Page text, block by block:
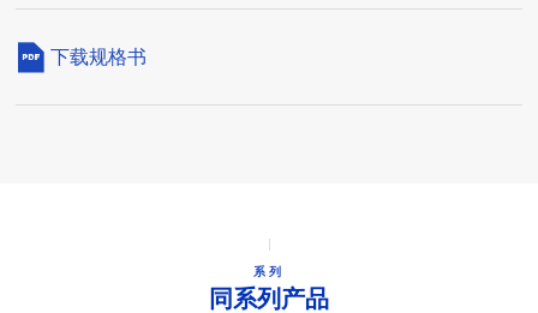
下载规格书
系列
同系列产品